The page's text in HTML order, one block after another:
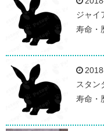
ジャイ
寿命・
スタン
寿命・